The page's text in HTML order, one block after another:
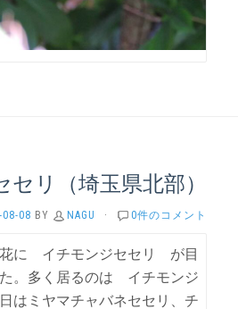
リ（埼玉県北部）
08 BY NAGU · 0件のコメント
に イチモンジセセリ が目
。多く居るのは イチモンジ
はミヤマチャバネセセリ、チ